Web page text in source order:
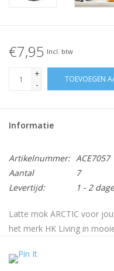
€7,95 Incl. btw
+
-
TOEVOEGEN
Informatie
Artikelnummer: ACE7057
Aantal
7
Levertijd:
1 - 2
Latte mok ARCTIC voor
het merk HK Living in
het wel extra stoer. De